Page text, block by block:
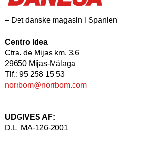
– Det danske magasin i Spanien
Centro Idea
Ctra. de Mijas km. 3.6
29650 Mijas-Málaga
Tlf.: 95 258 15 53
norrbom@norrbom.com
UDGIVES AF:
D.L. MA-126-2001